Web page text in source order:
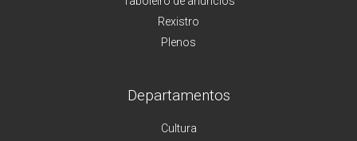
Rexistro
Plenos
Departamentos
Cultura